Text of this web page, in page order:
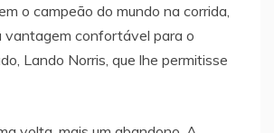
o campeão do mundo na corrida,
vantagem confortável para o
Lando Norris, que lhe permitisse